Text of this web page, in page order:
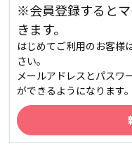
※会員登録すると
きます。
はじめてご利用のお客様
さい。
メールアドレスとパスワ
ができるようになります。